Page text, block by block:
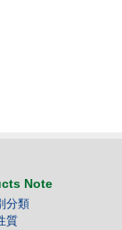
Note
分類
質